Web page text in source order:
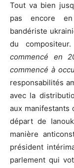
Tout va bien
pas encore
bandériste
du
commencé en
commencé à
responsabilités
avec la
aux manifestants
départ de
manière
président
parlement qui